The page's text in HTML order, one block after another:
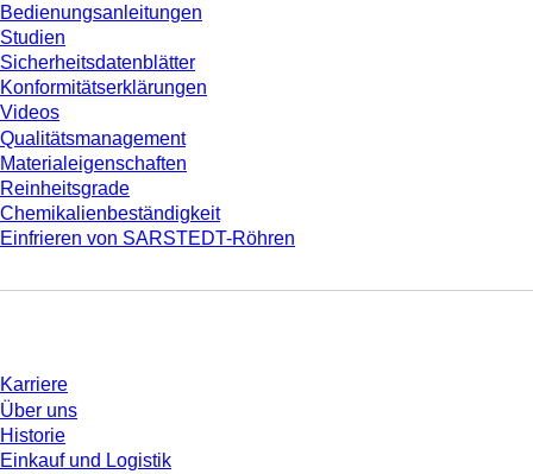
Bedienungsanleitungen
Studien
Sicherheitsdatenblätter
Konformitätserklärungen
Videos
Qualitätsmanagement
Materialeigenschaften
Reinheitsgrade
Chemikalienbeständigkeit
Einfrieren von SARSTEDT-Röhren
Karriere
Über uns
Historie
Einkauf und Logistik